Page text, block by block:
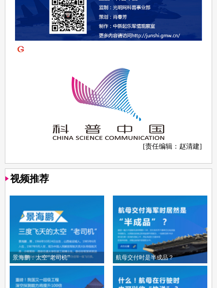
[责任编辑：赵清建]
视频推荐
景海鹏：太空“老司机” 航母交付时是半成品？